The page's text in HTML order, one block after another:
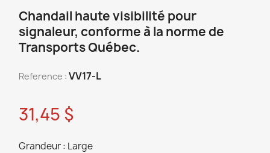
Chandail haute visibilité pour
signaleur, conforme à la norme de
Transports Québec.
Reference : VV17-L
31,45 $
Grandeur : Large